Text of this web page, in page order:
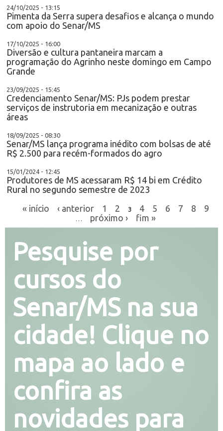
24/10/2025 - 13:15
Pimenta da Serra supera desafios e alcança o mundo
com apoio do Senar/MS
17/10/2025 - 16:00
Diversão e cultura pantaneira marcam a
programação do Agrinho neste domingo em Campo
Grande
23/09/2025 - 15:45
Credenciamento Senar/MS: PJs podem prestar
serviços de instrutoria em mecanização e outras
áreas
18/09/2025 - 08:30
Senar/MS lança programa inédito com bolsas de até
R$ 2.500 para recém-formados do agro
15/01/2024 - 12:45
Produtores de MS acessaram R$ 14 bi em Crédito
Rural no segundo semestre de 2023
« início
‹ anterior 1 2 3 4 5 6 7 8 9
próximo › fim »
Pesquise por
cursos do
Senar/MS na sua
cidade! Clique no
mapa ao lado e
confira as
novidades para